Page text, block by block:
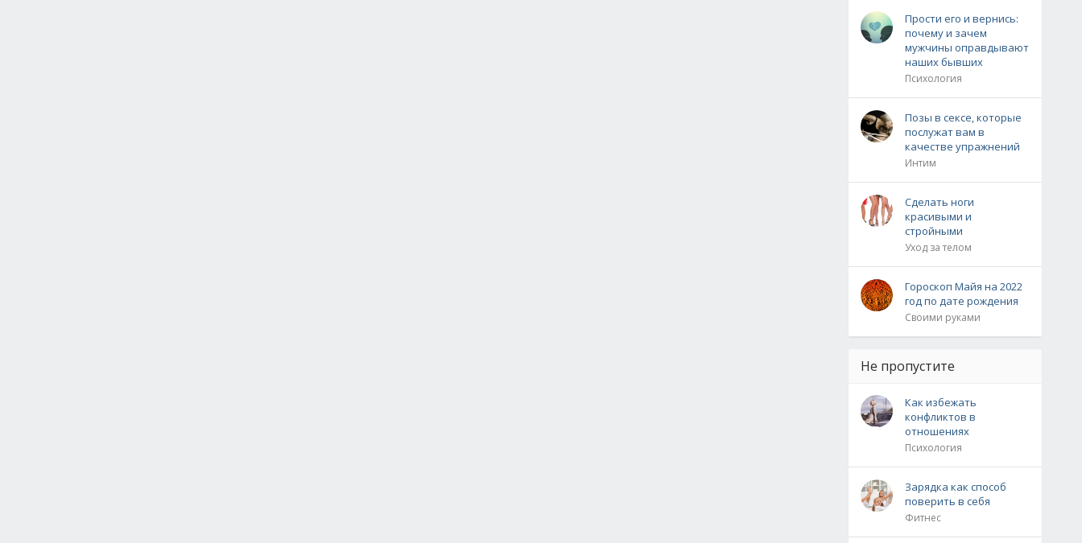
Прости его и вернись:
почему и зачем
мужчины оправдывают
наших бывших
Психология
Позы в сексе, которые
послужат вам в
качестве упражнений
Интим
Сделать ноги
красивыми и
стройными
Уход за телом
Гороскоп Майя на 2022
год по дате рождения
Своими руками
Не пропустите
Как избежать
конфликтов в
отношениях
Психология
Зарядка как способ
поверить в себя
Фитнес